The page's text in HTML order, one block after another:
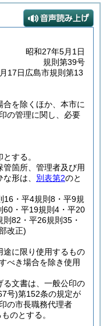
昭和27年5月1日
規則第39号
17日広島市規則第13
合を除くほか、本市に
の管理に関し、必要
する。
箇所、管理者及び用
形は、 別表第2のと
16・平4規則8・平9規
60・平19規則4・平20
82・平26規則35・
改正)
途に限り使用するもの
べき場合を除き使用
る文書は、一般公印の
号)第152条の規定が
の市長職務代理者
のとする。